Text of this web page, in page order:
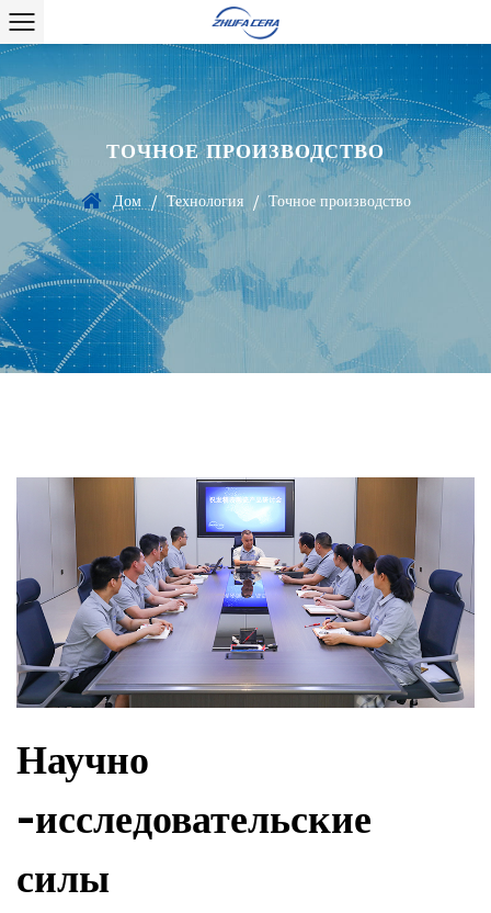
ТОЧНОЕ ПРОИЗВОДСТВО
Дом / Технология / Точное производство
Научно
-исследовательские
силы